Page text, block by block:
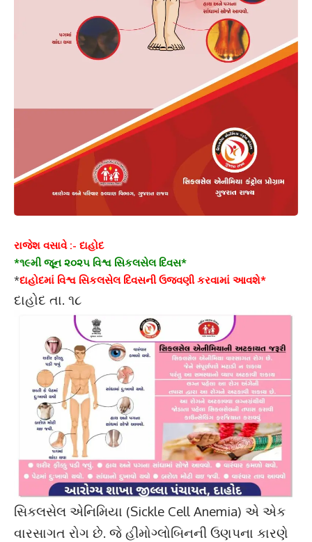
રાજેશ વસાવે :- દાહોદ
*૧૯મી જૂન ૨૦૨૫ વિશ્વ સિકલસેલ દિવસ*
*દાહોદમાં વિશ્વ સિકલસેલ દિવસની ઉજવણી કરવામાં આવશે*
દાહોદ તા. ૧૮
સિકલસેલ એનિમિયા (Sickle Cell Anemia) એ એક
વારસાગત રોગ છે. જે હીમોગ્લોબિનની ઉણપના કારણે